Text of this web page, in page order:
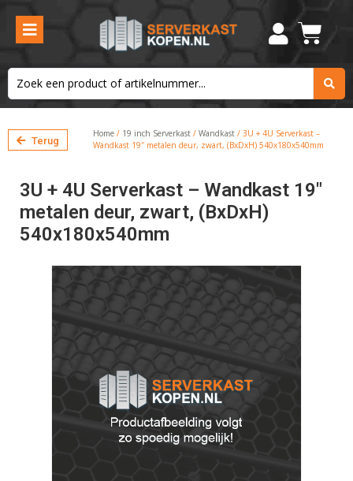
Terug
Home / 19 inch Serverkast /Wandkast / 3U + 4U Serverkast –
Wandkast 19″ metalen deur, zwart, (BxDxH) 540x180x540mm
3U + 4U Serverkast – Wandkast 19″
metalen deur, zwart, (BxDxH)
540x180x540mm